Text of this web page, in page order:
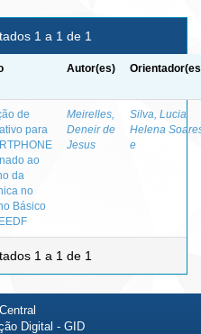
1 a 1 de 1
Autor(es)
de
para
ao
da
no
Básico
Meirelles,
Deneir de
Jesus
Silva, Lucia
Helena
e
1 a 1 de 1
Digital - GID